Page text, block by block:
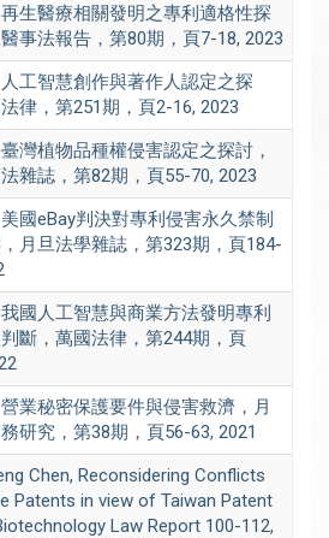
生醫療相關發明之專利適格性探
事法報告，第80期，頁7-18, 2023
工智慧創作與著作人認定之探
律，第251期，頁2-16, 2023
灣植物品種權侵害認定之探討，
雜誌，第82期，頁55-70, 2023
國eBay判決對專利侵害永久禁制
月旦法學雜誌，第323期，頁184-
國人工智慧與商業方法發明專利
斷，萬國法律，第244期，頁
業秘密保護要件與侵害救濟，月
研究，第38期，頁56-63, 2021
Chen, Reconsidering Conflicts
Patents in view of Taiwan Patent
Law Report 100-112,